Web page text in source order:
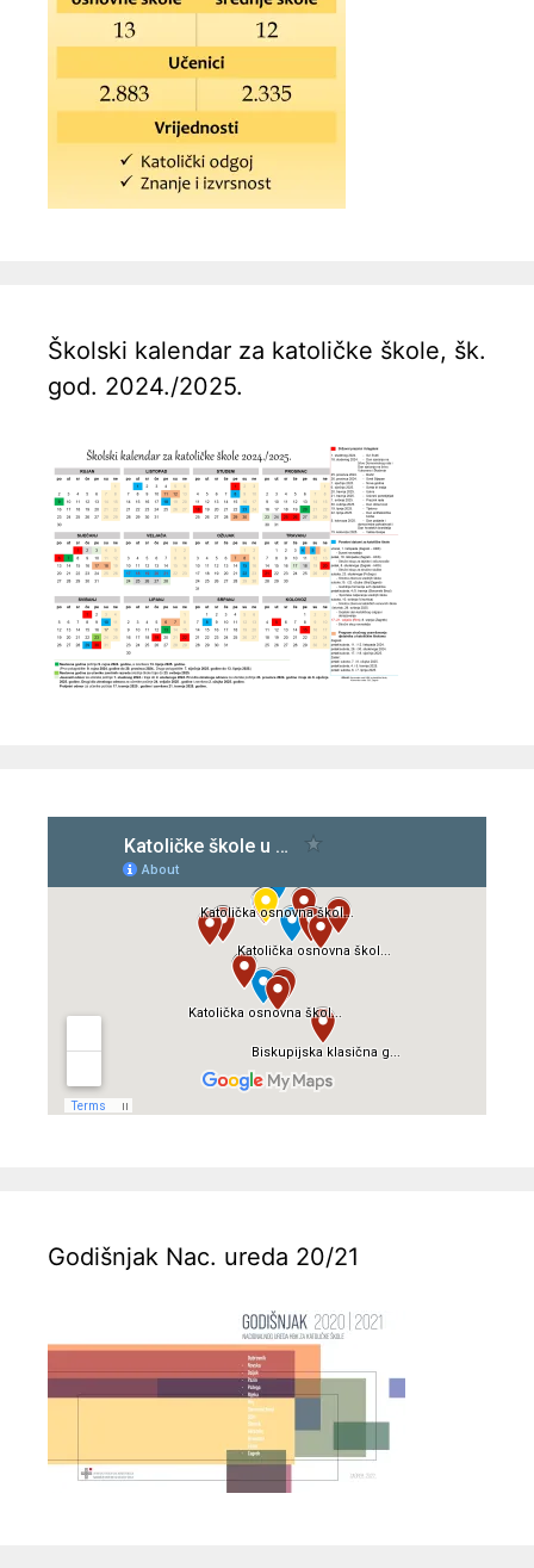
Školski kalendar za katoličke škole, šk.
god. 2024./2025.
Godišnjak Nac. ureda 20/21